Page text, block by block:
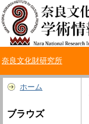
奈良文化財研究所
ホーム
ブラウズ